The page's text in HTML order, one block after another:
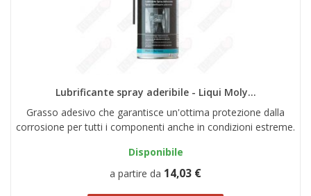
Lubrificante spray aderibile - Liqui Moly...
Grasso adesivo che garantisce un'ottima protezione dalla
corrosione per tutti i componenti anche in condizioni estreme.
Disponibile
a partire da 14,03 €